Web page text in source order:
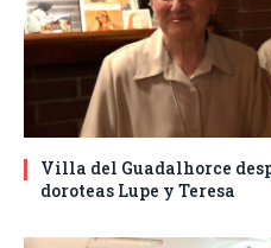
Villa del Guadalhorce
doroteas Lupe y Teresa